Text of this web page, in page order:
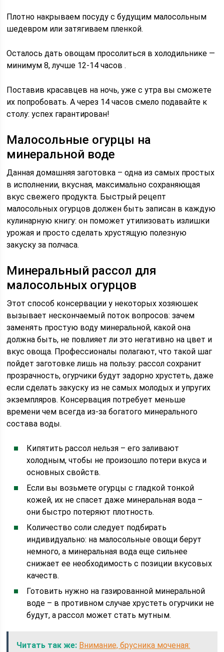
Плотно накрываем посуду с будущим малосольным
шедевром или затягиваем пленкой.
Осталось дать овощам просолиться в холодильнике —
минимум 8, лучше 12-14 часов .
Поставив красавцев на ночь, уже с утра вы сможете
их попробовать. А через 14 часов смело подавайте к
столу: успех гарантирован!
Малосольные огурцы на
минеральной воде
Данная домашняя заготовка – одна из самых простых
в исполнении, вкусная, максимально сохраняющая
вкус свежего продукта. Быстрый рецепт
малосольных огурцов должен быть записан в каждую
кулинарную книгу: он поможет утилизовать излишки
урожая и просто сделать хрустящую полезную
закуску за полчаса.
Минеральный рассол для
малосольных огурцов
Этот способ консервации у некоторых хозяюшек
вызывает нескончаемый поток вопросов: зачем
заменять простую воду минеральной, какой она
должна быть, не повлияет ли это негативно на цвет и
вкус овоща. Профессионалы полагают, что такой шаг
пойдет заготовке лишь на пользу: рассол сохранит
прозрачность, огурчики будут задорно хрустеть, даже
если сделать закуску из не самых молодых и упругих
экземпляров. Консервация потребует меньше
времени чем всегда из-за богатого минерального
состава воды.
Кипятить рассол нельзя – его заливают
холодным, чтобы не произошло потери вкуса и
основных свойств.
Если вы возьмете огурцы с гладкой тонкой
кожей, их не спасет даже минеральная вода –
они быстро потеряют плотность.
Количество соли следует подбирать
индивидуально: на малосольные овощи берут
немного, а минеральная вода еще сильнее
снижает ее необходимость с позиции вкусовых
качеств.
Готовить нужно на газированной минеральной
воде – в противном случае хрустеть огурчики не
будут, а рассол может стать мутным.
Читать так же: Внимание, брусника моченая: